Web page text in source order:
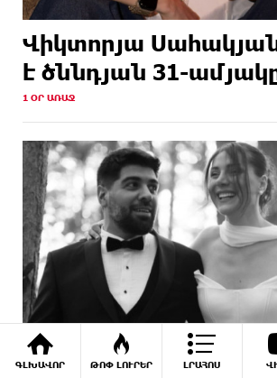
ԳԼԽԱՎՈՐ ԹՈՓ ԼՈՒՐԵՐ ԼՐԱՀՈՍ
Վիկտորյա
է ծննդյան 31-
1 ՕՐ ԱՌԱՋ